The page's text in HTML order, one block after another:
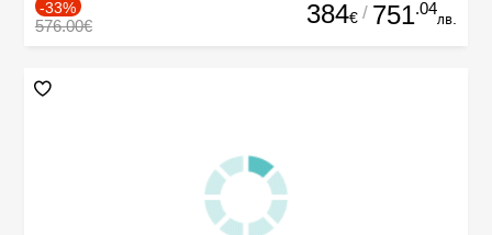
-33%
576.00€ 384€ / 751.04
лв.